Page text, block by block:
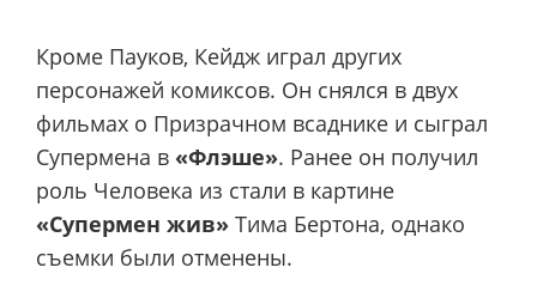
Кроме Пауков, Кейдж играл других
персонажей комиксов. Он снялся в двух
фильмах о Призрачном всаднике и сыграл
Супермена в «Флэше». Ранее он получил
роль Человека из стали в картине
«Супермен жив» Тима Бертона, однако
съемки были отменены.